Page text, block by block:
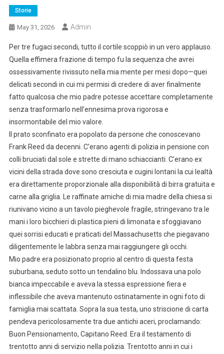
Storie
May 31, 2026 Admin
Per tre fugaci secondi, tutto il cortile scoppiò in un vero applauso.
Quella effimera frazione di tempo fu la sequenza che avrei
ossessivamente rivissuto nella mia mente per mesi dopo—quei
delicati secondi in cui mi permisi di credere di aver finalmente
fatto qualcosa che mio padre potesse accettare completamente
senza trasformarlo nell’ennesima prova rigorosa e
insormontabile del mio valore.
Il prato sconfinato era popolato da persone che conoscevano
Frank Reed da decenni. C’erano agenti di polizia in pensione con
colli bruciati dal sole e strette di mano schiaccianti. C’erano ex
vicini della strada dove sono cresciuta e cugini lontani la cui lealtà
era direttamente proporzionale alla disponibilità di birra gratuita e
carne alla griglia. Le raffinate amiche di mia madre della chiesa si
riunivano vicino a un tavolo pieghevole fragile, stringevano tra le
mani i loro bicchieri di plastica pieni di limonata e sfoggiavano
quei sorrisi educati e praticati del Massachusetts che piegavano
diligentemente le labbra senza mai raggiungere gli occhi.
Mio padre era posizionato proprio al centro di questa festa
suburbana, seduto sotto un tendalino blu. Indossava una polo
bianca impeccabile e aveva la stessa espressione fiera e
inflessibile che aveva mantenuto ostinatamente in ogni foto di
famiglia mai scattata. Sopra la sua testa, uno striscione di carta
pendeva pericolosamente tra due antichi aceri, proclamando:
Buon Pensionamento, Capitano Reed. Era il testamento di
trentotto anni di servizio nella polizia. Trentotto anni in cui i